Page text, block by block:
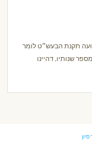
תקנת הבעש״ט לומר
שנותיו, דהיינו